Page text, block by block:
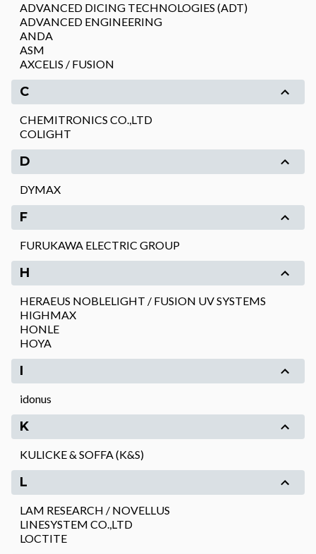
ADVANCED DICING TECHNOLOGIES (ADT)
ADVANCED ENGINEERING
ANDA
ASM
AXCELIS / FUSION
C
CHEMITRONICS CO.,LTD
COLIGHT
D
DYMAX
F
FURUKAWA ELECTRIC GROUP
H
HERAEUS NOBLELIGHT / FUSION UV SYSTEMS
HIGHMAX
HONLE
HOYA
I
idonus
K
KULICKE & SOFFA (K&S)
L
LAM RESEARCH / NOVELLUS
LINESYSTEM CO.,LTD
LOCTITE